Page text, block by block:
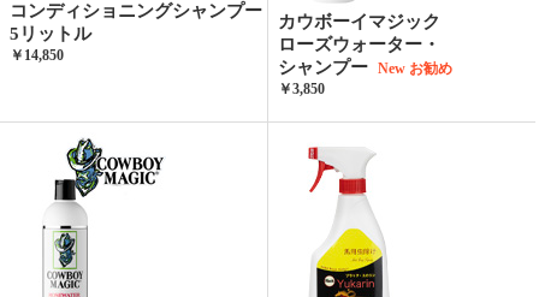
コンディショニングシャンプー
5リットル
￥14,850
カウボーイマジック
ローズウォーター・
シャンプー New お勧め
￥3,850